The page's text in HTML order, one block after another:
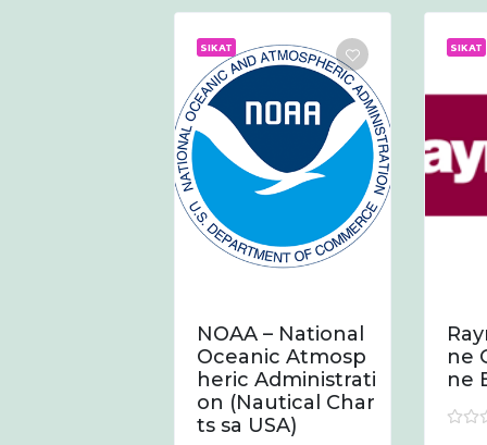
SIKAT
NOAA – National
Oceanic Atmosp
heric Administrati
on (Nautical Char
ts sa USA)
SIKAT
ne
ne